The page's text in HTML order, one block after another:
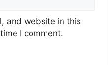
and website in this
I comment.